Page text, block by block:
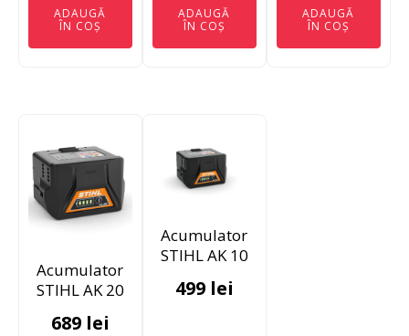
ADAUGĂ
ÎN COȘ
ADAUGĂ
ÎN COȘ
ADAUGĂ
ÎN COȘ
Acumulator
STIHL AK 20
689 lei
Acumulator
STIHL AK 10
499 lei